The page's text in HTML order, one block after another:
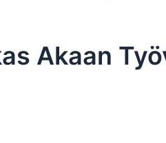
Akaan